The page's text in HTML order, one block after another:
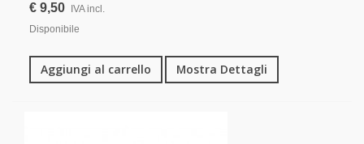
€ 9,50
IVA incl.
Disponibile
Aggiungi al carrello Mostra Dettagli